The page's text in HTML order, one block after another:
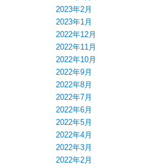
2023年2月
2023年1月
2022年12月
2022年11月
2022年10月
2022年9月
2022年8月
2022年7月
2022年6月
2022年5月
2022年4月
2022年3月
2022年2月